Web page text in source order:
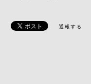
通報する